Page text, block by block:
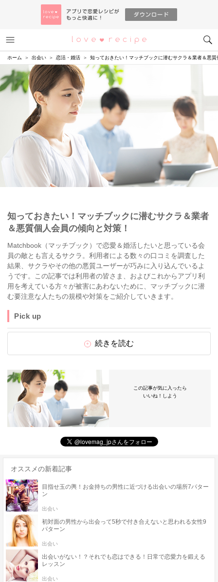
恋愛レシピ
ホーム 出会い 恋活・婚活 知っておきたい！マッチブックに潜むサクラ＆業者＆悪
知っておきたい！マッチブックに潜むサクラ＆業者
＆悪質個人会員の傾向と対策！
Matchbook（マッチブック）で恋愛＆婚活したいと思っている会
員の敵とも言えるサクラ。利用者による数々の口コミを調査した
結果、サクラやその他の悪質ユーザーが巧みに入り込んでいるよ
うです。この記事では利用者の皆さま、およびこれからアプリ利
用を考えている方々が被害にあわないために、マッチブックに潜
む要注意な人たちの規模や対策をご紹介していきます。
Pick up
続きを読む
この記事が気に入ったら
いいね！しよう
オススメの新着記事
目指せ玉の輿！お金持ちの男性に近づける出会いの場所7パター
ン
出会い
初対面の男性から出会って5秒で付き合えないと思われる女性9
パターン
出会い
出会いがない！？それでも恋はできる！日常で恋愛力を鍛える
レッスン
出会い